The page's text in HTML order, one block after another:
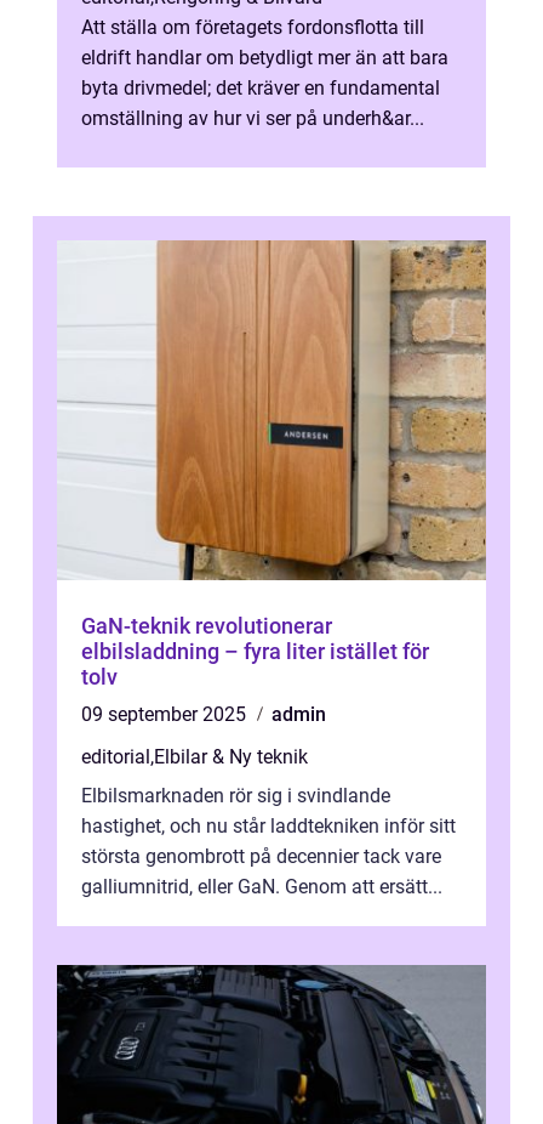
Att ställa om företagets fordonsflotta till
eldrift handlar om betydligt mer än att bara
byta drivmedel; det kräver en fundamental
omställning av hur vi ser på underh&ar...
GaN-teknik revolutionerar
elbilsladdning – fyra liter istället för
tolv
09 september 2025
admin
editorial,Elbilar & Ny teknik
Elbilsmarknaden rör sig i svindlande
hastighet, och nu står laddtekniken inför sitt
största genombrott på decennier tack vare
galliumnitrid, eller GaN. Genom att ersätt...